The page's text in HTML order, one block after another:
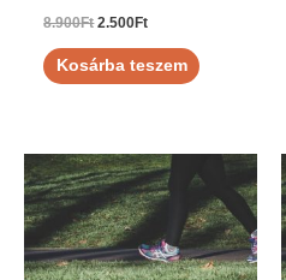
8.900Ft 2.500Ft
Kosárba teszem